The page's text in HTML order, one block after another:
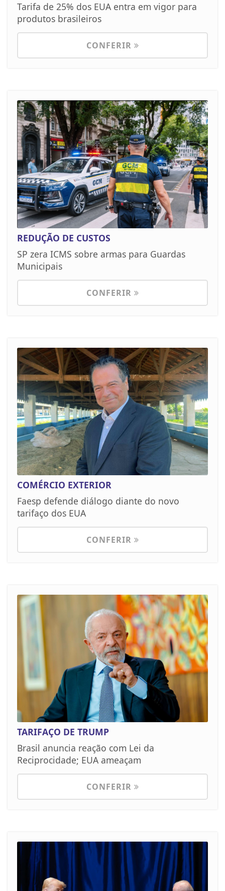
Tarifa de 25% dos EUA entra em vigor para
produtos brasileiros
CONFERIR
REDUÇÃO DE CUSTOS
SP zera ICMS sobre armas para Guardas
Municipais
CONFERIR
COMÉRCIO EXTERIOR
Faesp defende diálogo diante do novo
tarifaço dos EUA
CONFERIR
TARIFAÇO DE TRUMP
Brasil anuncia reação com Lei da
Reciprocidade; EUA ameaçam
CONFERIR